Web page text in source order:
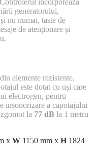
generatorului,
nu numai, taste de
de atenționare și
elemente rezistente,
este dotat cu uși care
electrogen, pentru
insonorizare a capotajului
la 77 dB la 1 metru
x W 1150 mm x H 1824